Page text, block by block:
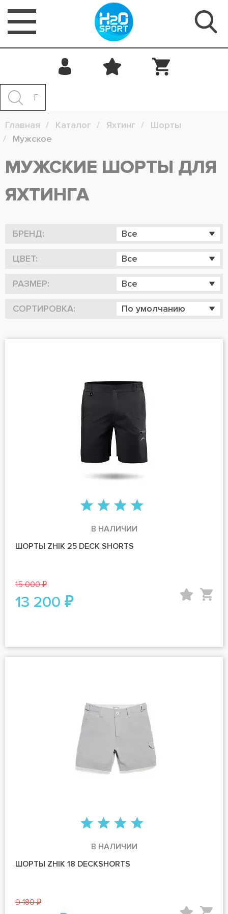
Главная Каталог Яхтинг
Шорты
Мужское
МУЖСКИЕ ШОРТЫ ДЛЯ
ЯХТИНГА
БРЕНД: Все
ЦВЕТ: Все
РАЗМЕР: Все
СОРТИРОВКА: По умолчанию
В НАЛИЧИИ
ШОРТЫ ZHIK 25 DECK SHORTS
15 000 ₽
13 200 ₽
В НАЛИЧИИ
ШОРТЫ ZHIK 18 DECKSHORTS
9 180 ₽